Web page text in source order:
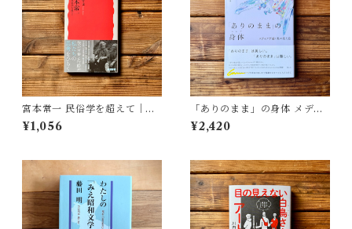
宮本常一 民俗学を超えて｜木
村 哲也
¥1,056
「ありのまま」の身体 メディ
アが描く私の見た目 | 藤嶋 陽
子(著)
¥2,420